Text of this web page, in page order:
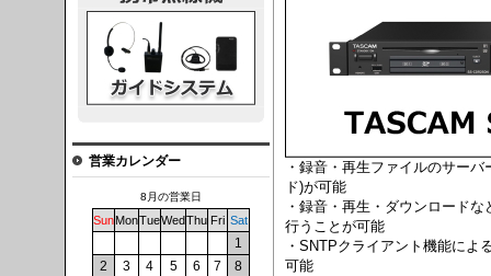
・録音・再生ファイルのサー
ド)が可能
・録音・再生・ダウンロード
行うことが可能
・SNTPクライアント機能によ
可能
営業カレンダー
8月の営業日
SunMonTueWedThu Fri Sat
1
2
3 4 5 6 7
8